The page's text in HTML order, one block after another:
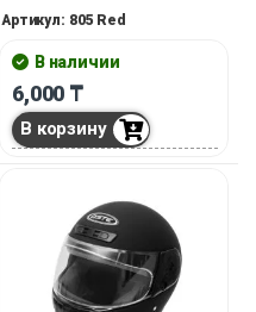
можно извлечь для
обслуживания.
Артикул: 805 Red
В наличии
6,000 ₸
В корзину